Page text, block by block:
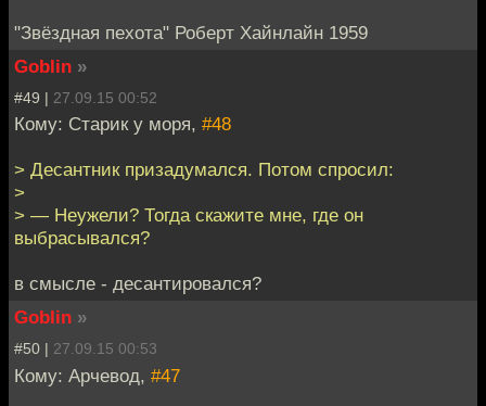
"Звёздная пехота" Роберт Хайнлайн 1959
Goblin »
#49 | 27.09.15 00:52
Кому: Старик у моря, #48
> Десантник призадумался. Потом спросил:
>
> — Неужели? Тогда скажите мне, где он
выбрасывался?
в смысле - десантировался?
Goblin »
#50 | 27.09.15 00:53
Кому: Арчевод, #47